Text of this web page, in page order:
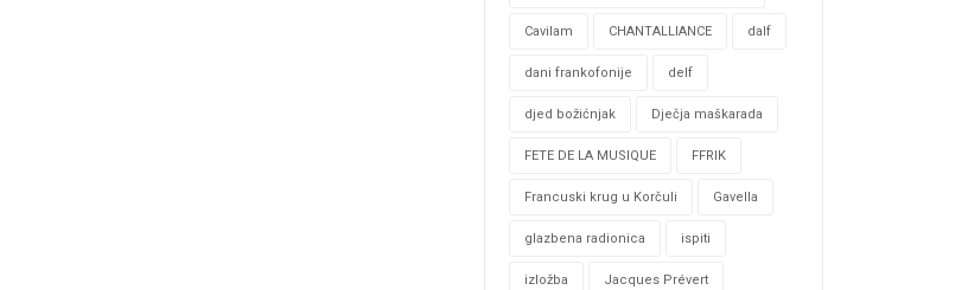
Cavilam CHANTALLIANCE dalf
dani frankofonije delf
djed božićnjak Dječja maškarada
FETE DE LA MUSIQUE FFRIK
Francuski krug u Korčuli Gavella
glazbena radionica ispiti
izložba Jacques Prévert